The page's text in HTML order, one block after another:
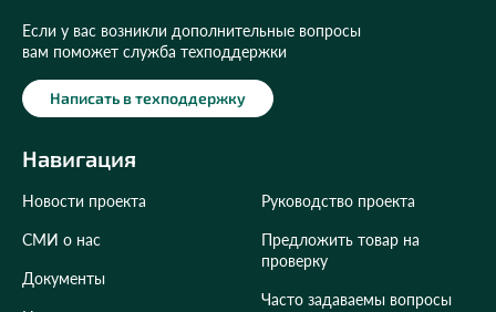
Навигация
Новости проекта
СМИ о нас
Документы
Руководство проекта
Предложить товар на
проверку
Часто задаваемы вопросы
Если у вас возникли дополнительные вопросы
вам поможет служба техподдержки
Написать в техподдержку